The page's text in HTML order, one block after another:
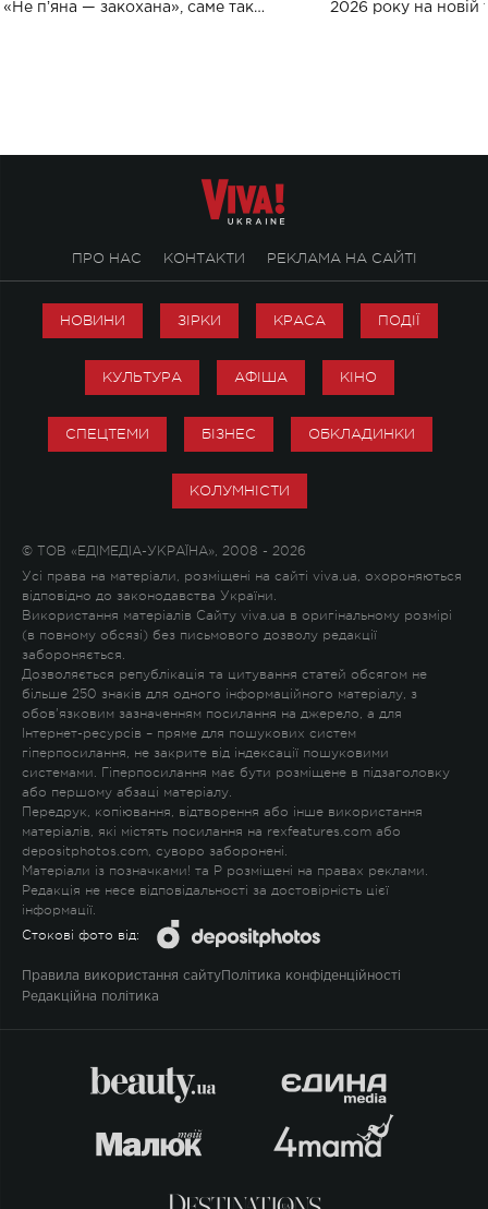
«Не пʼяна — закохана», саме так
2026 року на новій
ПРО НАС КОНТАКТИ РЕКЛАМА НА САЙТІ
НОВИНИ ЗІРКИ КРАСА ПОДІЇ
КУЛЬТУРА АФІША КІНО
СПЕЦТЕМИ БІЗНЕС ОБКЛАДИНКИ
КОЛУМНІСТИ
© ТОВ «ЕДІМЕДІА-УКРАЇНА», 2008 - 2026
Усі права на матеріали, розміщені на сайті viva.ua, охороняються
відповідно до законодавства України.
Використання матеріалів Сайту viva.ua в оригінальному розмірі
(в повному обсязі) без письмового дозволу редакції
забороняється.
Дозволяється републікація та цитування статей обсягом не
більше 250 знаків для одного інформаційного матеріалу, з
обов'язковим зазначенням посилання на джерело, а для
Інтернет-ресурсів – пряме для пошукових систем
гіперпосилання, не закрите від індексації пошуковими
системами. Гіперпосилання має бути розміщене в підзаголовку
або першому абзаці матеріалу.
Передрук, копіювання, відтворення або інше використання
матеріалів, які містять посилання на rexfeatures.com або
depositphotos.com, суворо заборонені.
Матеріали із позначками! та P розміщені на правах реклами.
Редакція не несе відповідальності за достовірність цієї
інформації.
Стокові фото від:
Правила використання сайту Політика конфіденційності
Редакційна політика